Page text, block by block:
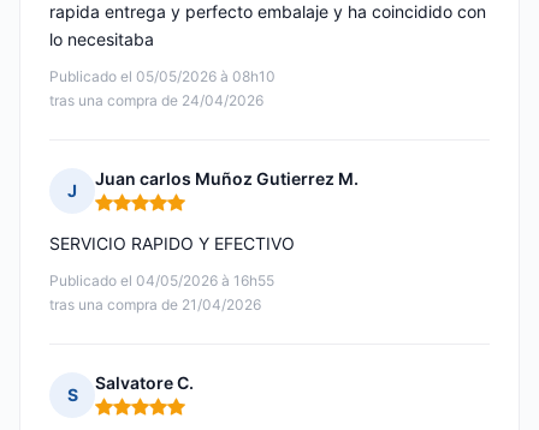
Publicado el 05/05/2026 à 08h10
tras una compra de 24/04/2026
rapida entrega y perfecto embalaje y ha coincidido con
lo necesitaba
J
Juan carlos Muñoz Gutierrez M.
Nota: 5 de 5
Publicado el 04/05/2026 à 16h55
tras una compra de 21/04/2026
SERVICIO RAPIDO Y EFECTIVO
S
Salvatore C.
Nota: 5 de 5